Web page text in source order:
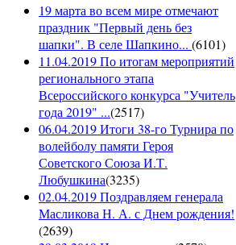
19 марта во всем мире отмечают
праздник "Первый день без
шапки". В селе Шапкино... (6101)
11.04.2019 По итогам мероприятий
регионального этапа
Всероссийского конкурса "Учитель
года 2019" ...(2517)
06.04.2019 Итоги 38-го Турнира по
волейболу памяти Героя
Советского Союза И.Т.
Любушкина(3235)
02.04.2019 Поздравляем генерала
Масликова Н. А. с Днем рождения!
(2639)